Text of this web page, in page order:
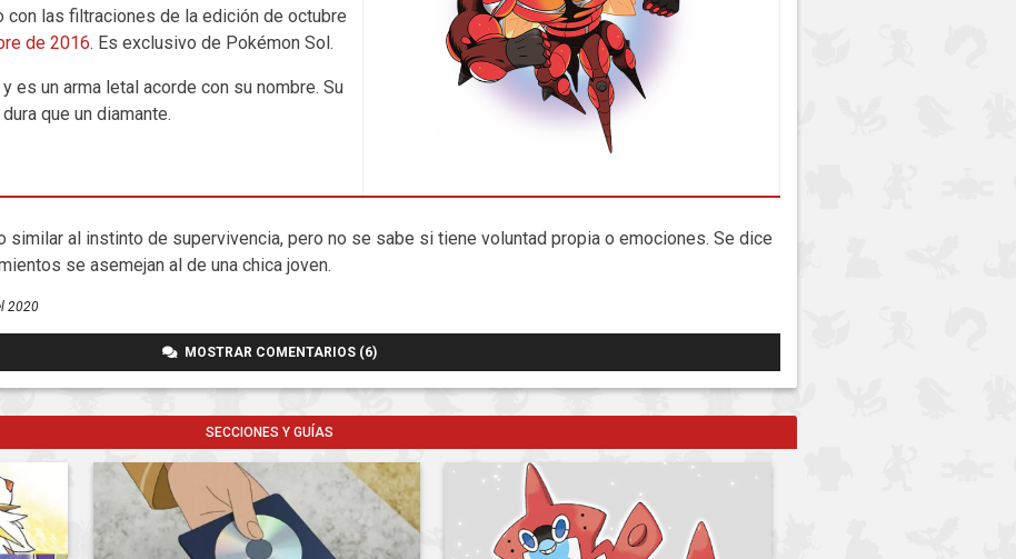
con las filtraciones de la edición de octubre
de 2016. Es exclusivo de Pokémon Sol.
es un arma letal acorde con su nombre. Su
que un diamante.
similar al instinto de supervivencia, pero no se sabe si tiene voluntad propia o emociones. Se dice
se asemejan al de una chica joven.
2020
MOSTRAR COMENTARIOS (6)
SECCIONES Y GUÍAS